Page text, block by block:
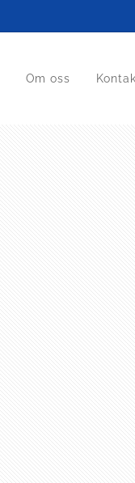
Om oss